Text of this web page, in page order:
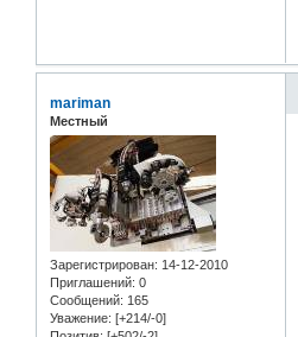
mariman
Местный
Зарегистрирован: 14-12-2010
Приглашений: 0
Сообщений: 165
Уважение: [+214/-0]